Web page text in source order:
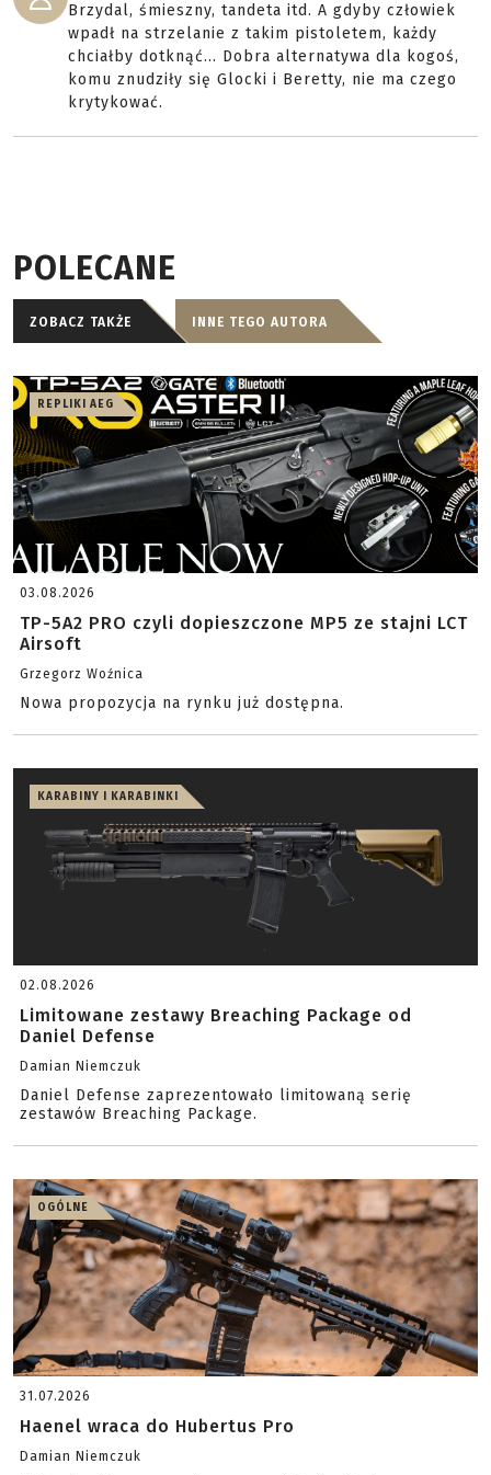
Brzydal, śmieszny, tandeta itd. A gdyby człowiek
wpadł na strzelanie z takim pistoletem, każdy
chciałby dotknąć... Dobra alternatywa dla kogoś,
komu znudziły się Glocki i Beretty, nie ma czego
krytykować.
POLECANE
ZOBACZ TAKŻE INNE TEGO AUTORA
REPLIKI AEG
03.08.2026
TP-5A2 PRO czyli dopieszczone MP5 ze stajni LCT
Airsoft
Grzegorz Woźnica
Nowa propozycja na rynku już dostępna.
KARABINY I KARABINKI
02.08.2026
Limitowane zestawy Breaching Package od
Daniel Defense
Damian Niemczuk
Daniel Defense zaprezentowało limitowaną serię
zestawów Breaching Package.
OGÓLNE
31.07.2026
Haenel wraca do Hubertus Pro
Damian Niemczuk